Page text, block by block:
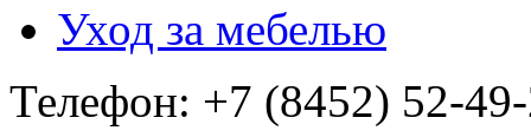
Уход за мебелью
Телефон: +7 (8452) 52-